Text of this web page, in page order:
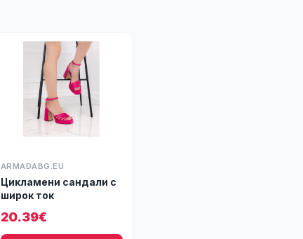
ARMADABG.EU
Цикламени сандали с
широк ток
20.39€